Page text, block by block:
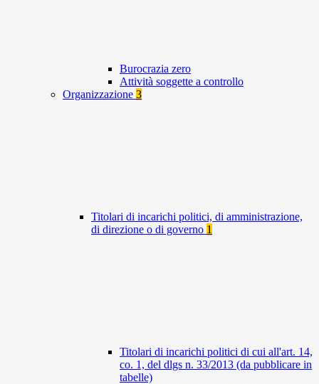
Burocrazia zero
Attività soggette a controllo
Organizzazione 3
Titolari di incarichi politici, di amministrazione,
di direzione o di governo 1
Titolari di incarichi politici di cui all'art. 14,
co. 1, del dlgs n. 33/2013 (da pubblicare in
tabelle)